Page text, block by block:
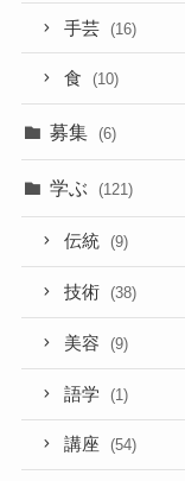
手芸 (16)
食 (10)
募集 (6)
学ぶ (121)
伝統 (9)
技術 (38)
美容 (9)
語学 (1)
講座 (54)